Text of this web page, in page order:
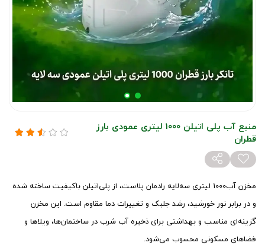
منبع آب پلی اتیلن 1000 لیتری عمودی بارز
قطران
مخزن آب1000 لیتری سه‌لایه رادمان پلاست، از پلی‌اتیلن باکیفیت ساخته شده
و در برابر نور خورشید، رشد جلبک و تغییرات دما مقاوم است. این مخزن
گزینه‌ای مناسب و بهداشتی برای ذخیره آب شرب در ساختمان‌ها، ویلاها و
فضاهای مسکونی محسوب می‌شود.